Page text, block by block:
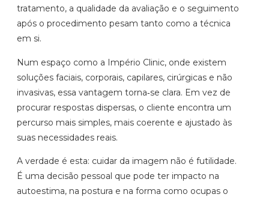
tratamento, a qualidade da avaliação e o seguimento
após o procedimento pesam tanto como a técnica
em si.
Num espaço como a Império Clinic, onde existem
soluções faciais, corporais, capilares, cirúrgicas e não
invasivas, essa vantagem torna‑se clara. Em vez de
procurar respostas dispersas, o cliente encontra um
percurso mais simples, mais coerente e ajustado às
suas necessidades reais.
A verdade é esta: cuidar da imagem não é futilidade.
É uma decisão pessoal que pode ter impacto na
autoestima, na postura e na forma como ocupas o